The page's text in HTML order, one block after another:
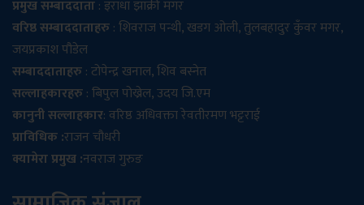
प्रमुख सम्बाददाता: इराधा झाक्री मगर
वरिष्ठ सम्बाददाताहरु: शिवराज पन्थी, खडग ओली, तुलबहादुर कुँवर मगर,
जयप्रकाश पौडेल
सम्बाददाताहरु: टोपेन्द्र खनाल, शिव बस्नेत
सल्लाहकारहरु: बिपुल पोख्रेल, उदय जि.एम
कानुनी सल्लाहकार: वरिष्ठ अधिवक्ता रेवतीरमण भट्टराई
प्राविधिक :राजन चौधरी
क्यामेरा प्रमुख :नवराज गुरुङ